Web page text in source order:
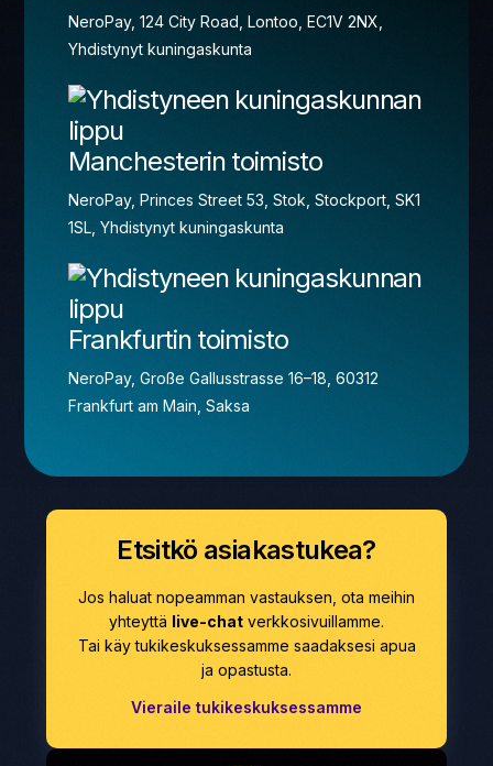
NeroPay, 124 City Road, Lontoo, EC1V 2NX,
Yhdistynyt kuningaskunta
Manchesterin toimisto
NeroPay, Princes Street 53, Stok, Stockport, SK1
1SL, Yhdistynyt kuningaskunta
Frankfurtin toimisto
NeroPay, Große Gallusstrasse 16–18, 60312
Frankfurt am Main, Saksa
Etsitkö asiakastukea?
Jos haluat nopeamman vastauksen, ota meihin
yhteyttä live-chat verkkosivuillamme.
Tai käy tukikeskuksessamme saadaksesi apua
ja opastusta.
Vieraile tukikeskuksessamme